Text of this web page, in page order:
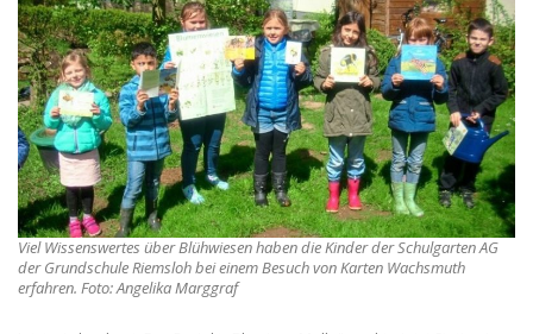
f
o
n
t
s
i
z
e
.
o
n
t
s
i
z
e
.
e
a
s
e
f
o
n
t
s
Viel Wissenswertes über Blühwiesen haben die Kinder der Schulgarten AG
der Grundschule Riemsloh bei einem Besuch von Karten Wachsmuth
erfahren. Foto: Angelika Marggraf